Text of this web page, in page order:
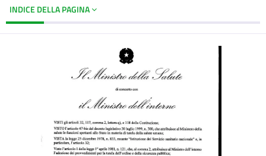
INDICE DELLA PAGINA